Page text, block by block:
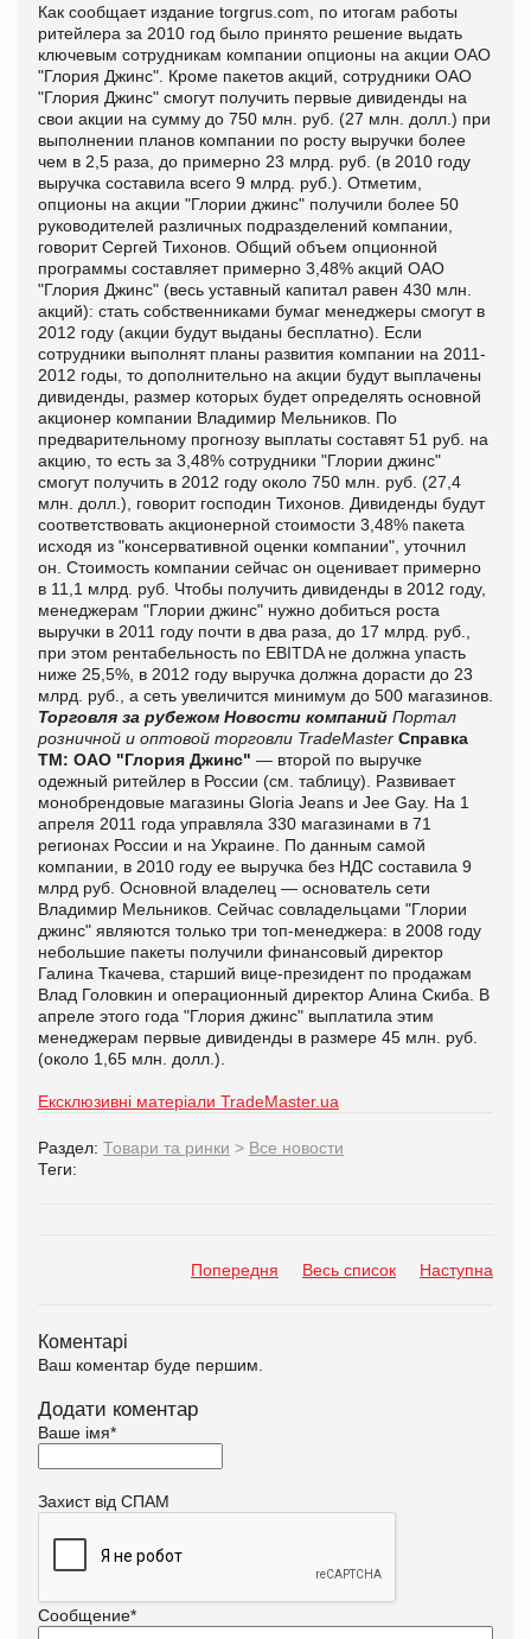
Как сообщает издание torgrus.com, по итогам работы
ритейлера за 2010 год было принято решение выдать
ключевым сотрудникам компании опционы на акции ОАО
"Глория Джинс". Кроме пакетов акций, сотрудники ОАО
"Глория Джинс" смогут получить первые дивиденды на
свои акции на сумму до 750 млн. руб. (27 млн. долл.) при
выполнении планов компании по росту выручки более
чем в 2,5 раза, до примерно 23 млрд. руб. (в 2010 году
выручка составила всего 9 млрд. руб.). Отметим,
опционы на акции "Глории джинс" получили более 50
руководителей различных подразделений компании,
говорит Сергей Тихонов. Общий объем опционной
программы составляет примерно 3,48% акций ОАО
"Глория Джинс" (весь уставный капитал равен 430 млн.
акций): стать собственниками бумаг менеджеры смогут в
2012 году (акции будут выданы бесплатно). Если
сотрудники выполнят планы развития компании на 2011-
2012 годы, то дополнительно на акции будут выплачены
дивиденды, размер которых будет определять основной
акционер компании Владимир Мельников. По
предварительному прогнозу выплаты составят 51 руб. на
акцию, то есть за 3,48% сотрудники "Глории джинс"
смогут получить в 2012 году около 750 млн. руб. (27,4
млн. долл.), говорит господин Тихонов. Дивиденды будут
соответствовать акционерной стоимости 3,48% пакета
исходя из "консервативной оценки компании", уточнил
он. Стоимость компании сейчас он оценивает примерно
в 11,1 млрд. руб. Чтобы получить дивиденды в 2012 году,
менеджерам "Глории джинс" нужно добиться роста
выручки в 2011 году почти в два раза, до 17 млрд. руб.,
при этом рентабельность по EBITDA не должна упасть
ниже 25,5%, в 2012 году выручка должна дорасти до 23
млрд. руб., а сеть увеличится минимум до 500 магазинов.
Торговля за рубежом Новости компаний Портал
розничной и оптовой торговли TradeMaster Справка
ТМ: ОАО "Глория Джинс" — второй по выручке
одежный ритейлер в России (см. таблицу). Развивает
монобрендовые магазины Gloria Jeans и Jee Gay. На 1
апреля 2011 года управляла 330 магазинами в 71
регионах России и на Украине. По данным самой
компании, в 2010 году ее выручка без НДС составила 9
млрд руб. Основной владелец — основатель сети
Владимир Мельников. Сейчас совладельцами "Глории
джинс" являются только три топ-менеджера: в 2008 году
небольшие пакеты получили финансовый директор
Галина Ткачева, старший вице-президент по продажам
Влад Головкин и операционный директор Алина Скиба. В
апреле этого года "Глория джинс" выплатила этим
менеджерам первые дивиденды в размере 45 млн. руб.
(около 1,65 млн. долл.).
Ексклюзивні матеріали TradeMaster.ua
Раздел: Товари та ринки > Все новости
Теги:
Попередня Весь список Наступна
Коментарі
Ваш коментар буде першим.
Додати коментар
Ваше імя*
Захист від СПАМ
Сообщение*